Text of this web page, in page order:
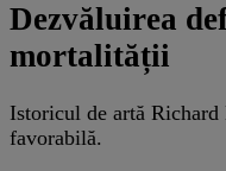
Dezvăluirea
mortalității
Istoricul de artă
favorabilă.